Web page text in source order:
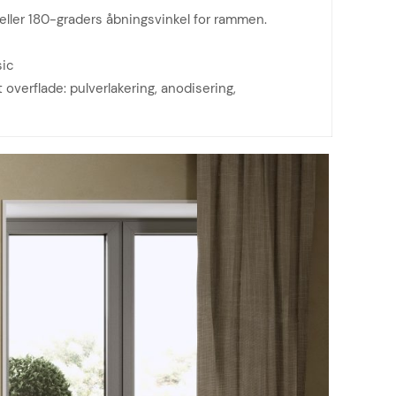
180-graders åbningsvinkel for rammen.
pulverlakering, anodisering,